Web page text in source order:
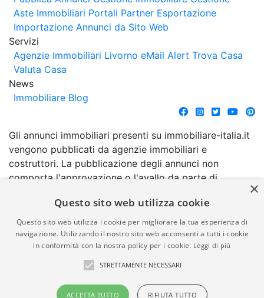
Aste Immobiliari Portali Partner Esportazione
Importazione Annunci da Sito Web
Servizi
Agenzie Immobiliari Livorno eMail Alert Trova Casa
Valuta Casa
News
Immobiliare Blog
Gli annunci immobiliari presenti su immobiliare-italia.it
vengono pubblicati da agenzie immobiliari e
costruttori. La pubblicazione degli annunci non
comporta l'approvazione o l'avallo da parte di
garanzia da parte di quest'ultima. immobiliare-italia.it
quindi non è responsabile della veridicità, della
correttezza, della completezza, della normativa in
materia di privacy e/o di alcun altro aspetto dei
suddetti annunci.
© Copyright 2007 - 2026
Powered by
×
Questo sito web utilizza cookie
Questo sito web utilizza i cookie per migliorare la tua esperienza di
navigazione. Utilizzando il nostro sito web acconsenti a tutti i cookie
in conformità con la nostra policy per i cookie. Leggi di più
STRETTAMENTE NECESSARI
ACCETTA TUTTO RIFIUTA TUTTO